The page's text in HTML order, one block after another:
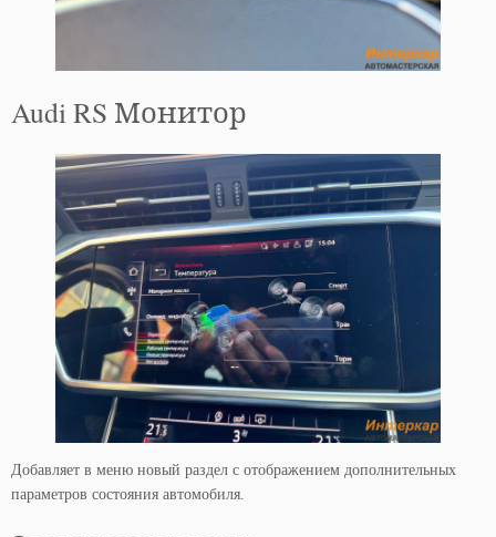
Audi RS Монитор
Добавляет в меню новый раздел с отображением дополнительных
параметров состояния автомобиля.